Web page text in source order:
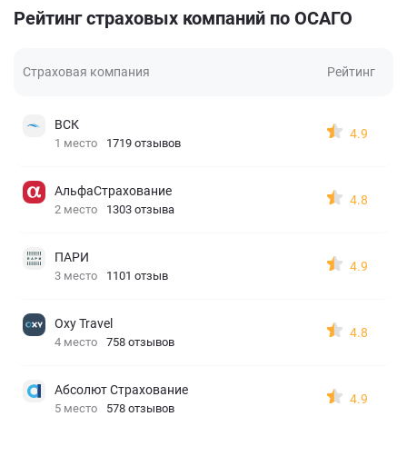
Рейтинг страховых компаний по ОСАГО
Страховая компания Рейтинг
ВСК
1 место 1719 отзывов
4.9
АльфаСтрахование
2 место 1303 отзыва
4.8
ПАРИ
3 место 1101 отзыв
4.9
Oxy Travel
4 место 758 отзывов
4.8
Абсолют Страхование
5 место 578 отзывов
4.9